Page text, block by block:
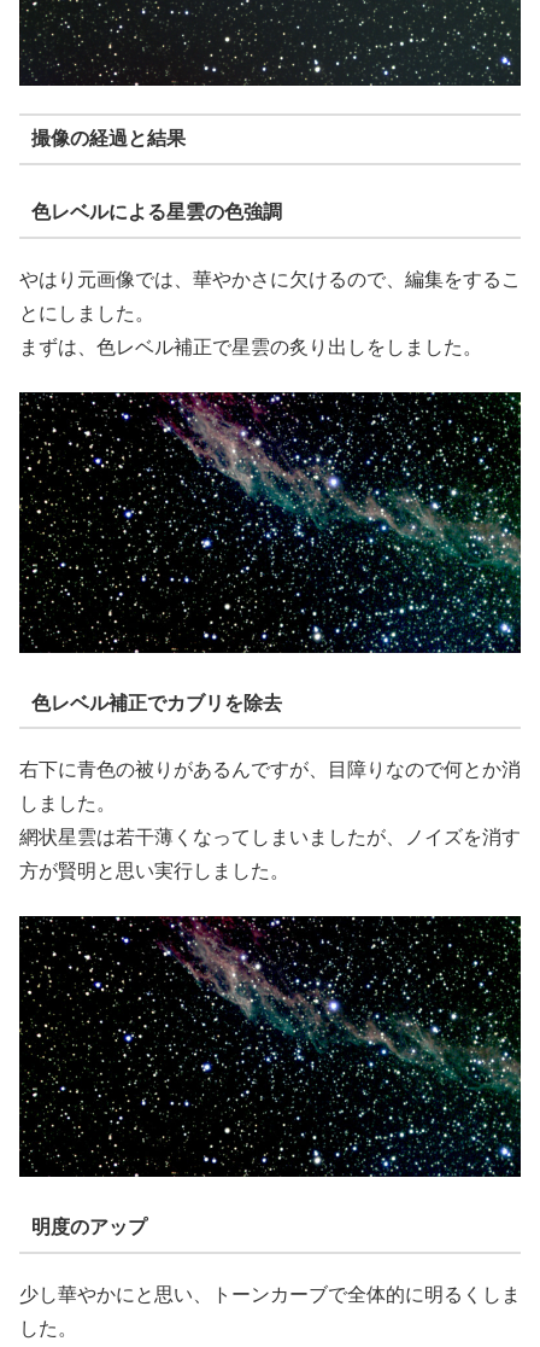
撮像の経過と結果
色レベルによる星雲の色強調
やはり元画像では、華やかさに欠けるので、編集をするこ
とにしました。
まずは、色レベル補正で星雲の炙り出しをしました。
色レベル補正でカブリを除去
右下に青色の被りがあるんですが、目障りなので何とか消
しました。
網状星雲は若干薄くなってしまいましたが、ノイズを消す
方が賢明と思い実行しました。
明度のアップ
少し華やかにと思い、トーンカーブで全体的に明るくしま
した。